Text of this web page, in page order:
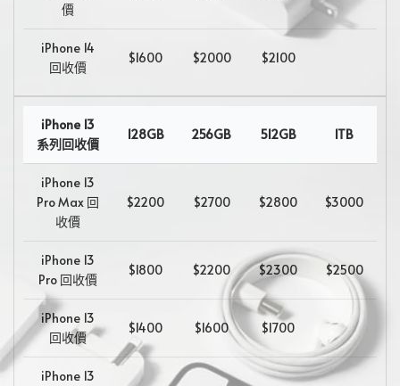
價
iPhone 14
回收價
$1600 $2000 $2100
iPhone 13
系列回收價
128GB 256GB 512GB 1TB
iPhone 13
Pro Max 回
收價
$2200 $2700 $2800 $3000
iPhone 13
Pro 回收價
$1800 $2200 $2300 $2500
iPhone 13
回收價
$1400 $1600 $1700
iPhone 13